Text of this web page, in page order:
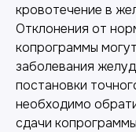
кровотечение в
Отклонения от
копрограммы
заболевания
постановки
необходимо
сдачи